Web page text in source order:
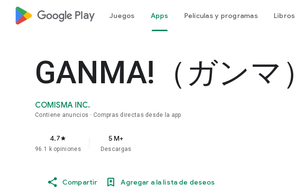
google_logo Play Juegos Apps Películas y programas Libros
GANMA!（ガンマ）
COMISMA INC.
Contiene anuncios Compras directas desde la app
4.7star
96.1 k opiniones
5 M+
Descargas
Compartir Agregar a la lista de deseos